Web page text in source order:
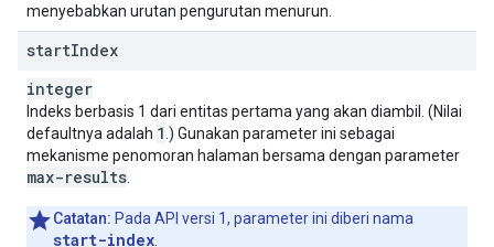
menyebabkan urutan pengurutan menurun.
startIndex
integer
Indeks berbasis 1 dari entitas pertama yang akan diambil. (Nilai
defaultnya adalah 1 .) Gunakan parameter ini sebagai
mekanisme penomoran halaman bersama dengan parameter
max-results
Catatan: Pada API versi 1, parameter ini diberi nama
start-index